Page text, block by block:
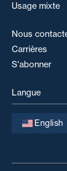
Usage mixte
Nous
Carrières
S'abonner
Langue
English